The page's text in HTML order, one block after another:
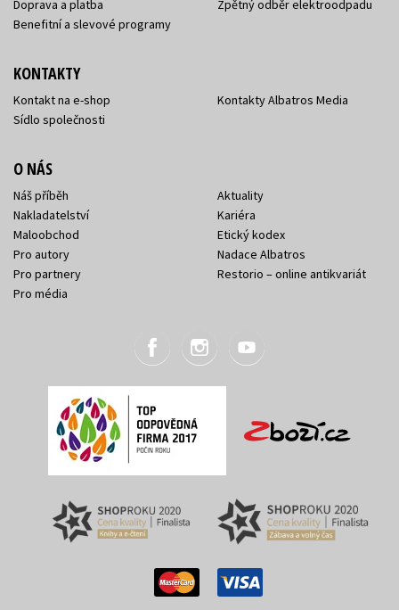
Doprava a platba
Benefitní a slevové programy
Zpětný odběr elektroodpadu
KONTAKTY
Kontakt na e-shop
Sídlo společnosti
Kontakty Albatros Media
O NÁS
Náš příběh
Nakladatelství
Maloobchod
Pro autory
Pro partnery
Pro média
Aktuality
Kariéra
Etický kodex
Nadace Albatros
Restorio – online antikvariát